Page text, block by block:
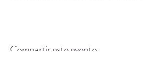
Compartir este evento